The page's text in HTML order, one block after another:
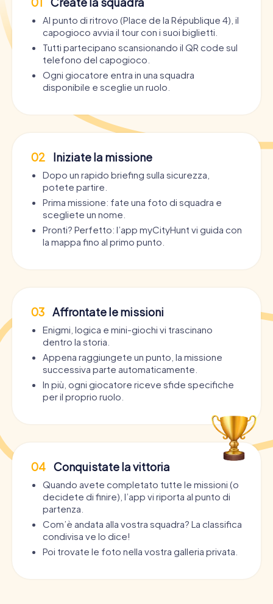
Al punto di ritrovo (Place de la République 4), il
capogioco avvia il tour con i suoi biglietti.
Tutti partecipano scansionando il QR code sul
telefono del capogioco.
Ogni giocatore entra in una squadra
disponibile e sceglie un ruolo.
02 Iniziate la missione
Dopo un rapido briefing sulla sicurezza,
potete partire.
Prima missione: fate una foto di squadra e
scegliete un nome.
Pronti? Perfetto: l’app myCityHunt vi guida con
la mappa fino al primo punto.
03 Affrontate le missioni
Enigmi, logica e mini-giochi vi trascinano
dentro la storia.
Appena raggiungete un punto, la missione
successiva parte automaticamente.
In più, ogni giocatore riceve sfide specifiche
per il proprio ruolo.
04 Conquistate la vittoria
Quando avete completato tutte le missioni (o
decidete di finire), l’app vi riporta al punto di
partenza.
Com’è andata alla vostra squadra? La classifica
condivisa ve lo dice!
Poi trovate le foto nella vostra galleria privata.